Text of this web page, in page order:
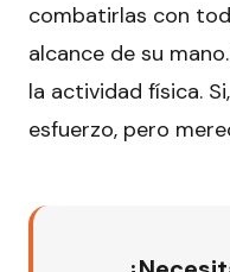
combatirlas con
alcance de su
la actividad física.
esfuerzo, pero